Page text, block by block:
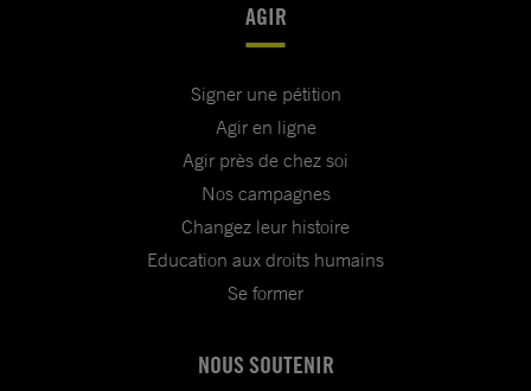
AGIR
Signer une pétition
Agir en ligne
Agir près de chez soi
Nos campagnes
Changez leur histoire
Education aux droits humains
Se former
NOUS SOUTENIR